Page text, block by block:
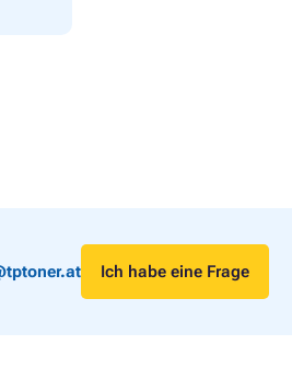
Ich habe eine Frage